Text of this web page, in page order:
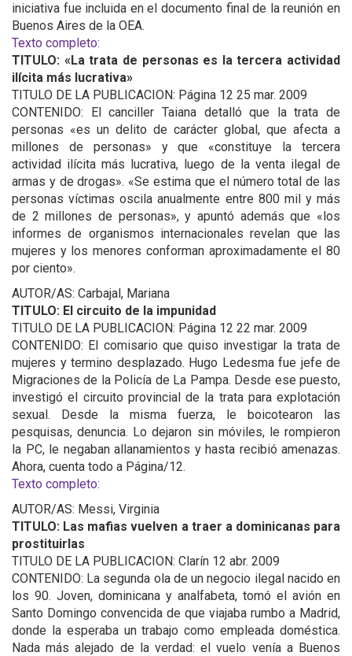
iniciativa fue incluida en el documento final de la reunión en
Buenos Aires de la OEA.
Texto completo:
TITULO: «La trata de personas es la tercera actividad
ilícita más lucrativa»
TITULO DE LA PUBLICACION: Página 12 25 mar. 2009
CONTENIDO: El canciller Taiana detalló que la trata de
personas «es un delito de carácter global, que afecta a
millones de personas» y que «constituye la tercera
actividad ilícita más lucrativa, luego de la venta ilegal de
armas y de drogas». «Se estima que el número total de las
personas víctimas oscila anualmente entre 800 mil y más
de 2 millones de personas», y apuntó además que «los
informes de organismos internacionales revelan que las
mujeres y los menores conforman aproximadamente el 80
por ciento».
AUTOR/AS: Carbajal, Mariana
TITULO: El circuito de la impunidad
TITULO DE LA PUBLICACION: Página 12 22 mar. 2009
CONTENIDO: El comisario que quiso investigar la trata de
mujeres y termino desplazado. Hugo Ledesma fue jefe de
Migraciones de la Policía de La Pampa. Desde ese puesto,
investigó el circuito provincial de la trata para explotación
sexual. Desde la misma fuerza, le boicotearon las
pesquisas, denuncia. Lo dejaron sin móviles, le rompieron
la PC, le negaban allanamientos y hasta recibió amenazas.
Ahora, cuenta todo a Página/12.
Texto completo:
AUTOR/AS: Messi, Virginia
TITULO: Las mafias vuelven a traer a dominicanas para
prostituirlas
TITULO DE LA PUBLICACION: Clarín 12 abr. 2009
CONTENIDO: La segunda ola de un negocio ilegal nacido en
los 90. Joven, dominicana y analfabeta, tomó el avión en
Santo Domingo convencida de que viajaba rumbo a Madrid,
donde la esperaba un trabajo como empleada doméstica.
Nada más alejado de la verdad: el vuelo venía a Buenos